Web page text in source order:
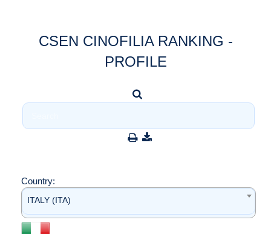
CSEN CINOFILIA RANKING -
PROFILE
Country:
ITALY (ITA)